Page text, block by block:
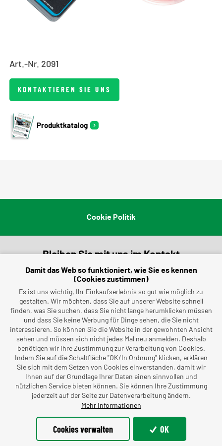
Art.-Nr. 2091
KONTAKTIEREN SIE UNS
Produktkatalog
Cookie Politik
Bleiben Sie mit uns im Kontakt
vapo@vapo-sro.cz
(+420) 491 462 696
© Offizielle Webseite VAPO, společnost s ručením
omezeným
©dmpCMS
Damit das Web so funktioniert, wie Sie es kennen
(Cookies zustimmen)
Es ist uns wichtig, Ihr Einkaufserlebnis so gut wie möglich zu
gestalten. Wir möchten, dass Sie auf unserer Website schnell
finden, was Sie suchen, dass Sie nicht lange herumklicken müssen
und dass Sie keine Werbung für Dinge sehen, die Sie nicht
interessieren. So können Sie die Website in der gewohnten Ansicht
sehen und müssen sich nicht jedes Mal neu anmelden. Deshalb
benötigen wir Ihre Zustimmung zur Verarbeitung von Cookies.
Indem Sie auf die Schaltfläche "OK/In Ordnung" klicken, erklären
Sie sich mit dem Setzen von Cookies einverstanden, damit wir
Ihnen auf der Grundlage Ihrer Daten einen sinnvollen und
nützlichen Service bieten können. Sie können Ihre Zustimmung
jederzeit auf der Seite zur Datenverarbeitung ändern.
Mehr Informationen
Cookies verwalten OK